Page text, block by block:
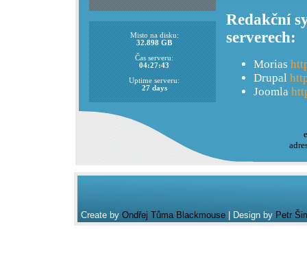
Redakční
serverech:
Morias
Drupal
Joomla
Misto na disku:
32.898 GB
Čas serveru:
04:27:43
Uptime serveru:
27 days
Create by Ondřej Tůma Blackmouse| Design by Petr